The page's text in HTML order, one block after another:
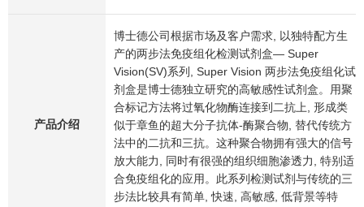
产品介绍
博士德公司根据市场及客户需求, 以独特配方生
产的两步法免疫组化检测试剂盒— Super
Vision(SV)系列, Super Vision 两步法免疫组化试
剂盒是博士德独立研究的高敏感性试剂盒。用聚
合标记方法将过氧化物酶连接到二抗上, 形成类
似于章鱼的超大分子抗体-酶聚合物, 替代传统方
法中的二抗和三抗。这种聚合物拥有强大的信号
放大能力, 同时有很强的组织细胞渗透力, 特别适
合免疫组化的应用。此系列检测试剂与传统的三
步法比较具有简单, 快速, 高敏感, 低背景等特